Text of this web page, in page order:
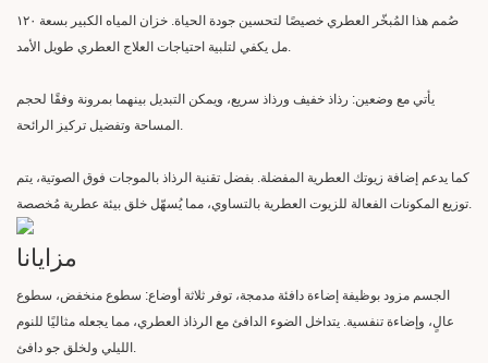
صُمم هذا المُبخّر العطري خصيصًا لتحسين جودة الحياة. خزان المياه الكبير بسعة ١٢٠
مل يكفي لتلبية احتياجات العلاج العطري طويل الأمد.
يأتي مع وضعين: رذاذ خفيف ورذاذ سريع، ويمكن التبديل بينهما بمرونة وفقًا لحجم
المساحة وتفضيل تركيز الرائحة.
كما يدعم إضافة زيوتك العطرية المفضلة. بفضل تقنية الرذاذ بالموجات فوق الصوتية، يتم
توزيع المكونات الفعالة للزيوت العطرية بالتساوي، مما يُسهّل خلق بيئة عطرية مُخصصة.
مزايانا
الجسم مزود بوظيفة إضاءة دافئة مدمجة، توفر ثلاثة أوضاع: سطوع منخفض، سطوع
عالٍ، وإضاءة تنفسية. يتداخل الضوء الدافئ مع الرذاذ العطري، مما يجعله مثاليًا للنوم
الليلي ولخلق جو دافئ.